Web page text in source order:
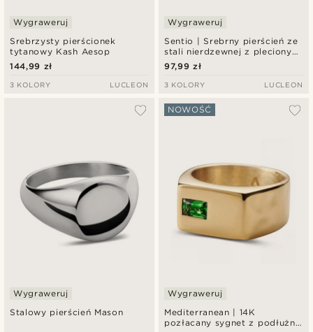
Srebrzysty pierścionek
tytanowy Kash Aesop
Wygraweruj
144,99 zł
3 KOLORY LUCLEON
Sentio | Srebrny pierścień ze
stali nierdzewnej z plecionym
wzorem
Wygraweruj
97,99 zł
3 KOLORY LUCLEON
Stalowy pierścień Mason
Wygraweruj
Mediterranean | 14K
pozłacany sygnet z podłużną
NOWOŚĆ
Wygraweruj